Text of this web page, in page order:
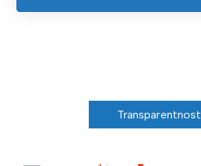
Transparentnost